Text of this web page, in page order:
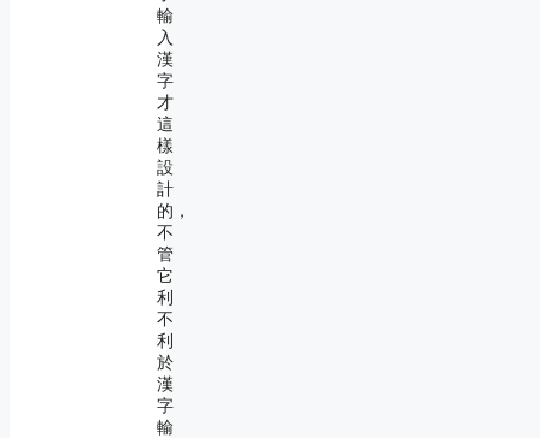
輸
入
漢
字
才
這
樣
設
計
的，
不
管
它
利
不
利
於
漢
字
輸